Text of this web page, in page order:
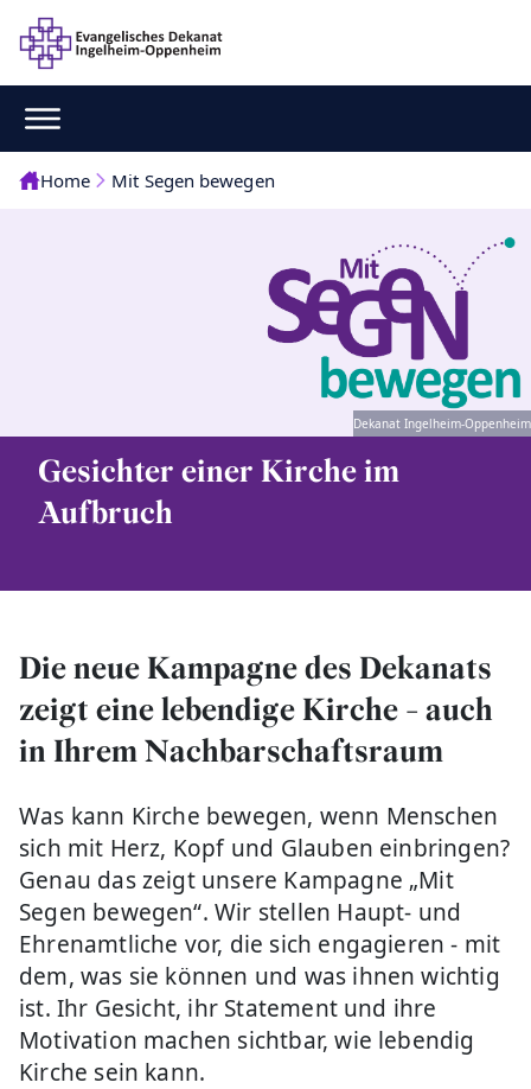
Home Mit Segen bewegen
Dekanat Ingelheim-Oppenheim
Gesichter einer Kirche im
Aufbruch
Die neue Kampagne des Dekanats
zeigt eine lebendige Kirche - auch
in Ihrem Nachbarschaftsraum
Was kann Kirche bewegen, wenn Menschen
sich mit Herz, Kopf und Glauben einbringen?
Genau das zeigt unsere Kampagne „Mit
Segen bewegen“. Wir stellen Haupt- und
Ehrenamtliche vor, die sich engagieren - mit
dem, was sie können und was ihnen wichtig
ist. Ihr Gesicht, ihr Statement und ihre
Motivation machen sichtbar, wie lebendig
Kirche sein kann.